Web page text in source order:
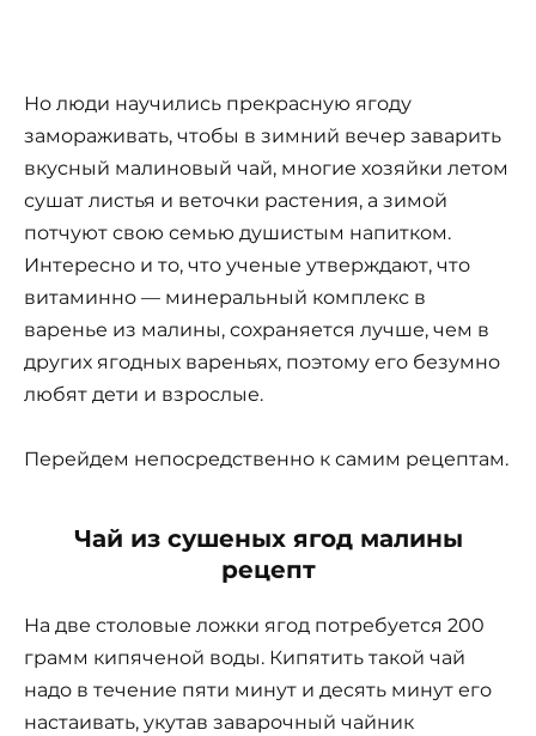
Но люди научились прекрасную ягоду
замораживать, чтобы в зимний вечер заварить
вкусный малиновый чай, многие хозяйки летом
сушат листья и веточки растения, а зимой
потчуют свою семью душистым напитком.
Интересно и то, что ученые утверждают, что
витаминно — минеральный комплекс в
варенье из малины, сохраняется лучше, чем в
других ягодных вареньях, поэтому его безумно
любят дети и взрослые.
Перейдем непосредственно к самим рецептам.
Чай из сушеных ягод малины
рецепт
На две столовые ложки ягод потребуется 200
грамм кипяченой воды. Кипятить такой чай
надо в течение пяти минут и десять минут его
настаивать, укутав заварочный чайник